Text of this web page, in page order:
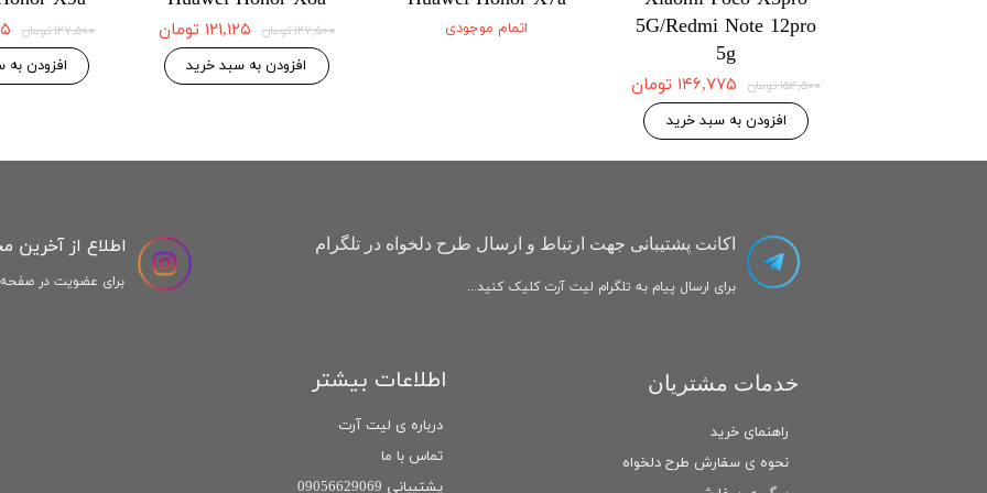
۱۲۷,۵۰۰ تومان
افزودن به
۱۲۷,۵۰۰ تومان ۱۲۱,۱۲۵ تومان
افزودن به سبد خرید
اتمام موجودی
5G/Redmi Note 12pro
5g
۱۵۴,۵۰۰ تومان ۱۴۶,۷۷۵ تومان
افزودن به سبد خرید
راهنمای خرید
نحوه ی سفارش طرح دلخواه
خدمات مشتریان
اکانت پشتیبانی جهت ارتباط و ارسال طرح دلخواه در تلگرام
برای ارسال پیام به تلگرام لیت آرت کلیک کنید...
اطلاعات بیشتر
درباره ی لیت آرت
تماس با ما
پشتیبانی 09056629069
اطلاع از
برای عضویت در صفحه